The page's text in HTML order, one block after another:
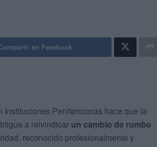
en Facebook
Instituciones Penitenciaras hace que la
a reivindicar un cambio de rumbo
reconocido profesionalmente y